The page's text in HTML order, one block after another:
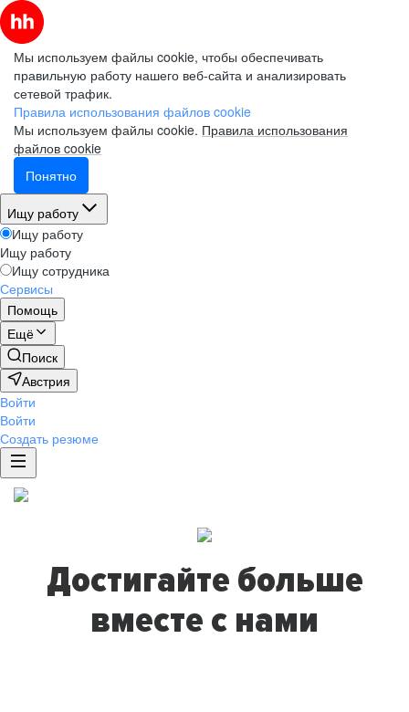
Мы используем файлы cookie, чтобы обеспечивать
правильную работу нашего веб-сайта и анализировать
сетевой трафик.
Правила использования файлов cookie
Мы используем файлы cookie. Правила использования
файлов cookie
Понятно
Ищу работу
Ищу работу
Ищу работу
Ищу сотрудника
Сервисы
Помощь
Ещё
Поиск
Австрия
Войти
Войти
Создать резюме
Достигайте больше
вместе с нами